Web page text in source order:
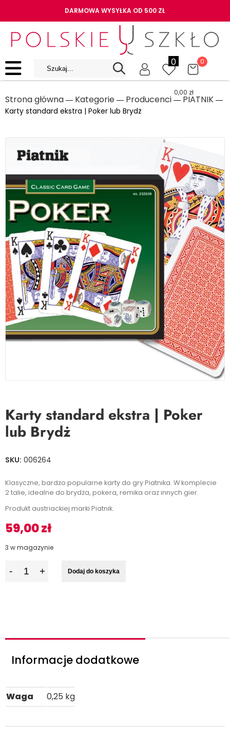
DARMOWA WYSYŁKA OD 500 ZŁ
0 0
0,00 zł
Strona główna ― Kategorie ― Producenci ― PIATNIK ―
Karty standard ekstra | Poker lub Brydż
Karty standard ekstra | Poker
lub Brydż
SKU: 006264
Klasyczne, bardzo popularne karty do gry Piatnika. W komplecie
2 talie, idealne do brydża, pokera, remika oraz innych gier.
Produkt austriackiej marki Piatnik.
59,00zł
3 w magazynie
Dodaj do koszyka
Informacje dodatkowe
Waga 0,25 kg